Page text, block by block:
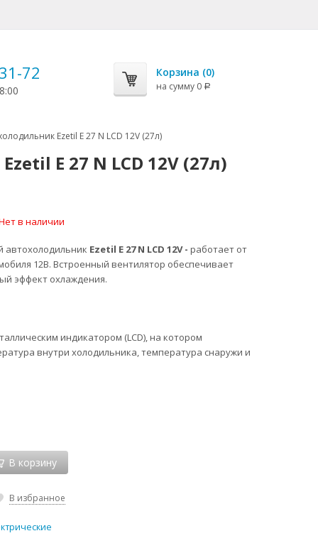
72 Корзина (0)
на сумму 0 Р
Ezetil E 27 N LCD 12V (27л)
E 27 N LCD 12V (27л)
в наличии
автохолодильник Ezetil E 27 N LCD 12V - работает от
12В. Встроенный вентилятор обеспечивает
эффект охлаждения.
индикатором (LCD), на котором
внутри холодильника, температура снаружи и
В корзину
В избранное